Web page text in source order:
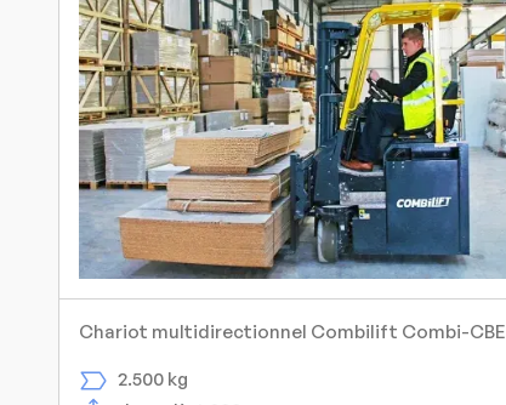
Chariot multidirectionnel Combilift Combi-CBE
2.500 kg